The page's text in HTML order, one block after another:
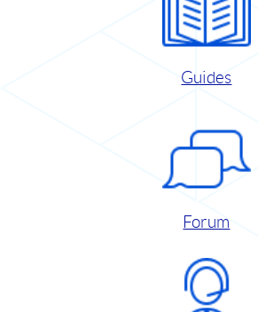
Guides
Forum